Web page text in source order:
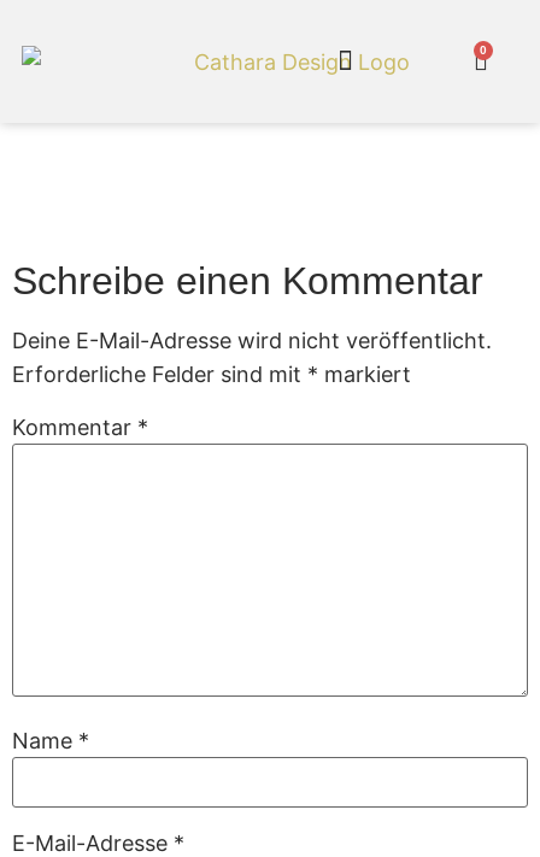
0
Schreibe einen Kommentar
Deine E-Mail-Adresse wird nicht veröffentlicht.
Erforderliche Felder sind mit * markiert
Kommentar *
Name *
E-Mail-Adresse *